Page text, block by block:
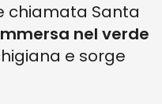
chiamata Santa
nel verde
e sorge